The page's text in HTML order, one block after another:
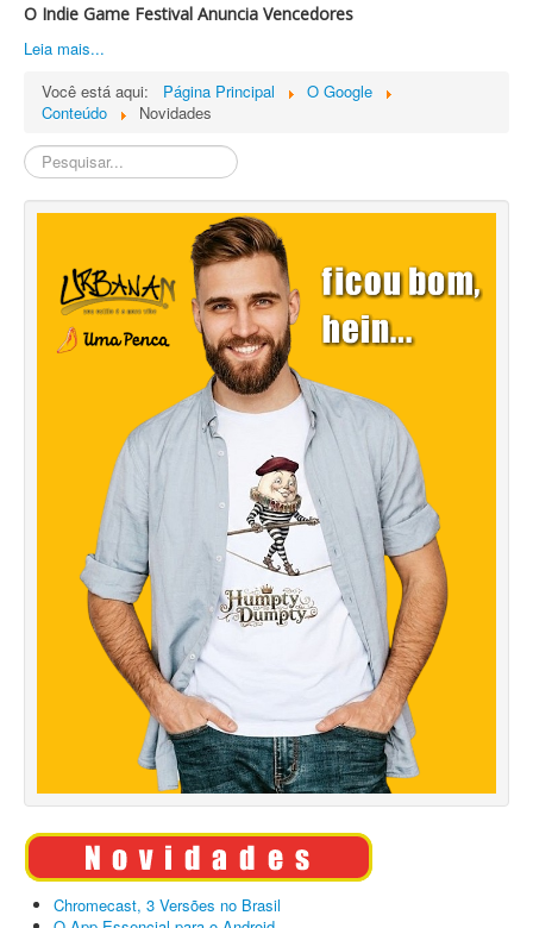
O Indie Game Festival Anuncia Vencedores
Leia mais...
Você está aqui:
Página Principal
O Google
Conteúdo
Novidades
Pesquisa
Interna
Chromecast, 3 Versões no Brasil